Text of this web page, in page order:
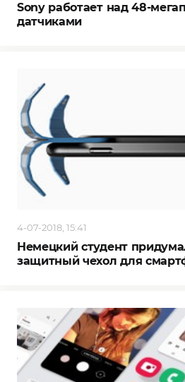
Sony работает над 48-
датчиками
4-07-2018, 15:41
Немецкий студент
защитный чехол для